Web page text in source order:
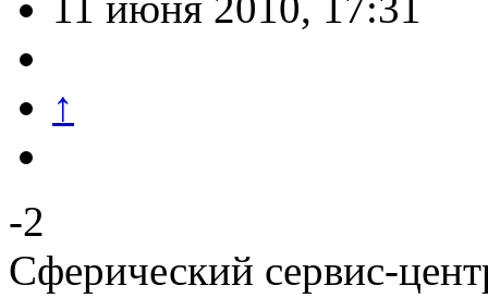
↑
-2
Сферический сервис-